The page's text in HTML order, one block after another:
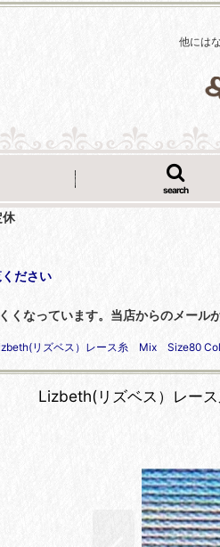
他には
search
ださい
っています。当店からのメール
リズベス）レース糸 Mix Size80
Lizbeth(リズベス）レ